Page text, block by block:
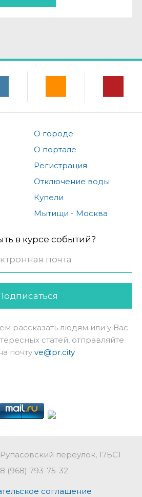
О городе
О портале
Регистрация
Отключение воды
Купели
Мытищи - Москва
в курсе событий?
рассказать людям или у Вас
статей, отправляйте
почту ve@pr.city
переулок, 17БС1
8 (968) 793-75-32
соглашение